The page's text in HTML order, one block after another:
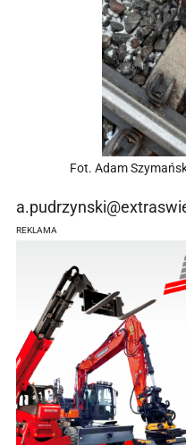
Fot. Adam
REKLAMA